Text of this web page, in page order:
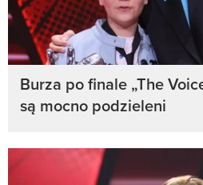
Burza po finale „The
są mocno podzieleni